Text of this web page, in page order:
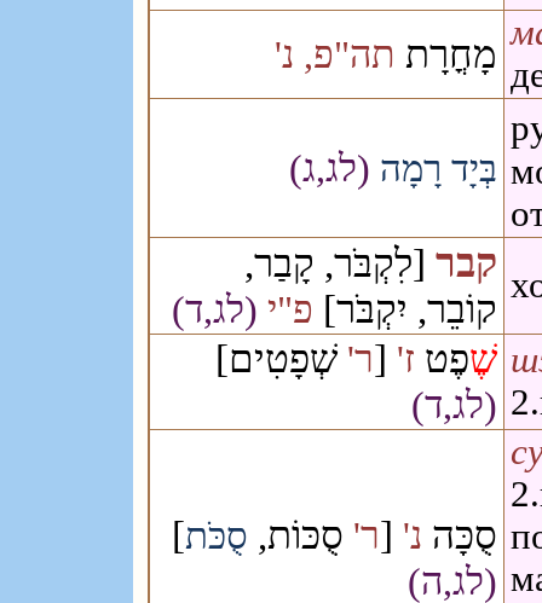
מָחֳרָת תה"פ, נ'
בְּיָד רָמָה (לג,ג)
קבר [לִקְבֹּר, קָבַר,
קוֹבֵר, יִקְבֹּר] פ"י (לג,ד)
שֶׁפֶט ז' [ר' שְׁפָטִים]
(לג,ד)
סֻכָּה נ' [ר' סֻכּוֹת, סֻכֹּת]
(לג,ה)